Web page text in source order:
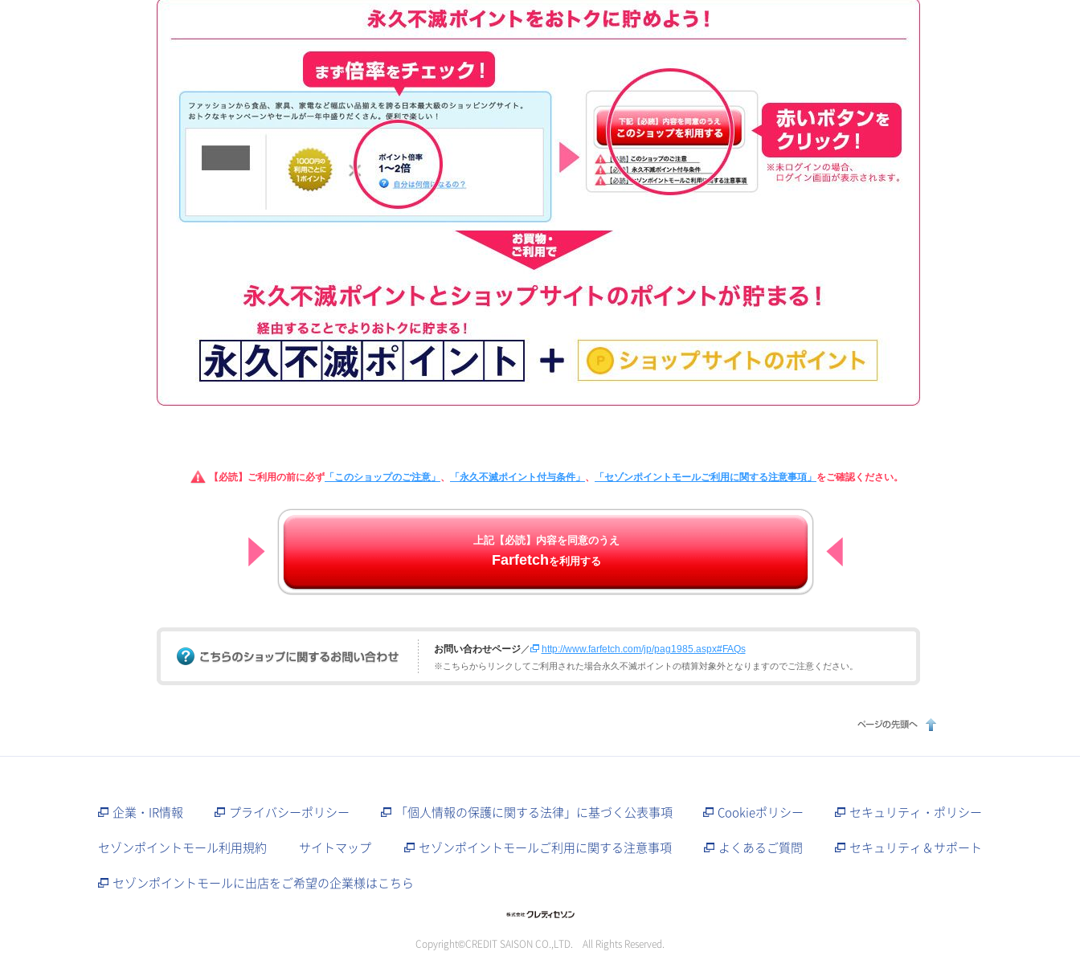
【必読】ご利用の前に必ず 「このショップのご注意」 、 「永久不滅ポイント付与条件」 、 「セゾンポイントモールご利用に関する注意事項」 をご確認ください。
上記【必読】内容を同意のうえ
Farfetchを利用する
お問い合わせページ／ http://www.farfetch.com/jp/pag1985.aspx#FAQs
※こちらからリンクしてご利用された場合永久不滅ポイントの積算対象外となりますのでご注意ください。
企業・IR情報 プライバシーポリシー 「個人情報の保護に関する法律」に基づく公表事項 Cookieポリシー
セキュリティ・ポリシー
セゾンポイントモール利用規約
サイトマップ セゾンポイントモールご利用に関する注意事項 よくあるご質問
セキュリティ＆サポート
セゾンポイントモールに出店をご希望の企業様はこちら
Copyright©CREDIT SAISON CO.,LTD. All Rights Reserved.